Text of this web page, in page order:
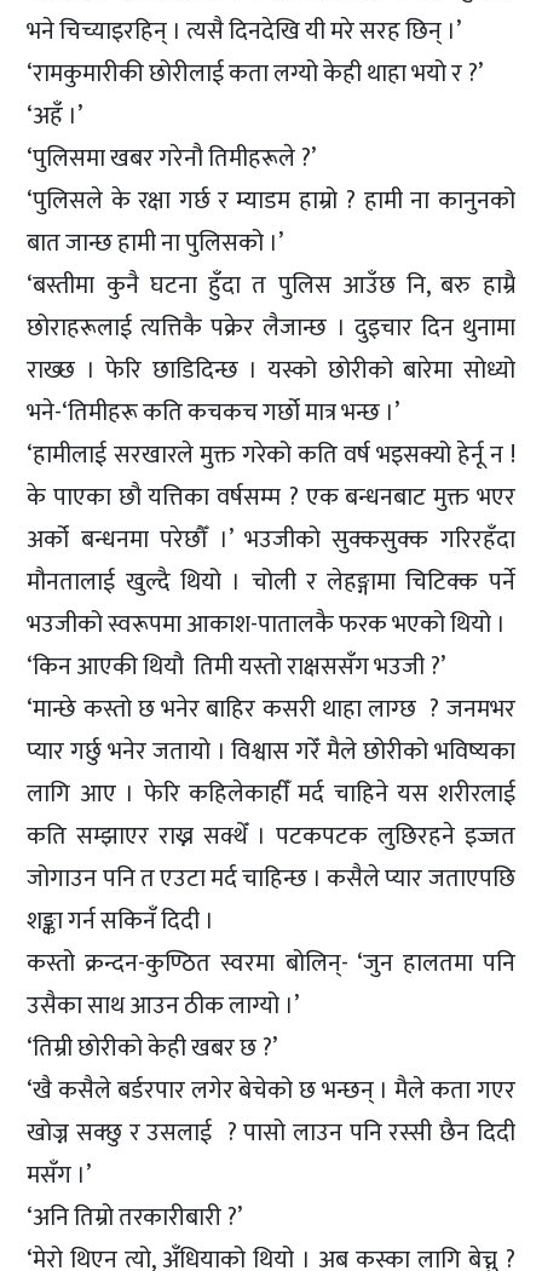
भने चिच्याइरहिन् । त्यसै दिनदेखि यी मरे सरह छिन् ।’
‘रामकुमारीकी छोरीलाई कता लग्यो केही थाहा भयो र ?’
‘अहँ ।’
‘पुलिसमा खबर गरेनौ तिमीहरूले ?’
‘पुलिसले के रक्षा गर्छ र म्याडम हाम्रो ? हामी ना कानुनको
बात जान्छ हामी ना पुलिसको ।’
‘बस्तीमा कुनै घटना हुँदा त पुलिस आउँछ नि, बरु हाम्रै
छोराहरूलाई त्यत्तिकै पक्रेर लैजान्छ । दुइचार दिन थुनामा
राख्छ । फेरि छाडिदिन्छ । यस्को छोरीको बारेमा सोध्यो
भने-‘तिमीहरू कति कचकच गर्छो मात्र भन्छ ।’
‘हामीलाई सरखारले मुक्त गरेको कति वर्ष भइसक्यो हेर्नू न !
के पाएका छौ यत्तिका वर्षसम्म ? एक बन्धनबाट मुक्त भएर
अर्को बन्धनमा परेछौँ ।’ भउजीको सुक्कसुक्क गरिरहँदा
मौनतालाई खुल्दै थियो । चोली र लेहङ्गामा चिटिक्क पर्ने
भउजीको स्वरूपमा आकाश-पातालकै फरक भएको थियो ।
‘किन आएकी थियौ तिमी यस्तो राक्षससँग भउजी ?’
‘मान्छे कस्तो छ भनेर बाहिर कसरी थाहा लाग्छ ? जनमभर
प्यार गर्छु भनेर जतायो । विश्वास गरेँ मैले छोरीको भविष्यका
लागि आए । फेरि कहिलेकाहीँ मर्द चाहिने यस शरीरलाई
कति सम्झाएर राख्न सक्थेँ । पटकपटक लुछिरहने इज्जत
जोगाउन पनि त एउटा मर्द चाहिन्छ । कसैले प्यार जताएपछि
शङ्का गर्न सकिनँ दिदी ।
कस्तो क्रन्दन-कुण्ठित स्वरमा बोलिन्- ‘जुन हालतमा पनि
उसैका साथ आउन ठीक लाग्यो ।’
‘तिम्री छोरीको केही खबर छ ?’
‘खै कसैले बर्डरपार लगेर बेचेको छ भन्छन् । मैले कता गएर
खोज्न सक्छु र उसलाई ? पासो लाउन पनि रस्सी छैन दिदी
मसँग ।’
‘अनि तिम्रो तरकारीबारी ?’
‘मेरो थिएन त्यो, अँधियाको थियो । अब कस्का लागि बेच्नु ?